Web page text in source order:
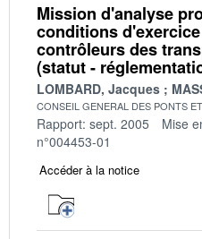
Mission d'analyse
conditions
contrôleurs des
(statut -
LOMBARD, Jacques
CONSEIL GENERAL DES PONTS
Rapport: sept. 2005 Mise
n°004453-01
Accéder à la notice